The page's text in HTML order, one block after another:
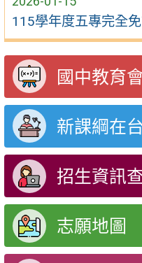
115學年度五專完全
國中教育
新課綱在
招生資訊
志願地圖